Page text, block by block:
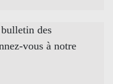
des
vous à notre